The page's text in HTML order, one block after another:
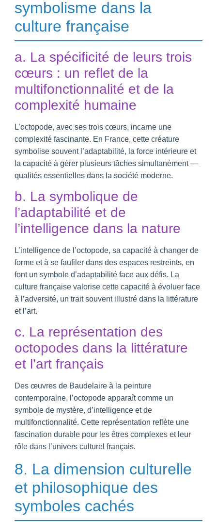
symbolisme dans la
culture française
a. La spécificité de leurs trois
cœurs : un reflet de la
multifonctionnalité et de la
complexité humaine
L’octopode, avec ses trois cœurs, incarne une
complexité fascinante. En France, cette créature
symbolise souvent l’adaptabilité, la force intérieure et
la capacité à gérer plusieurs tâches simultanément —
qualités essentielles dans la société moderne.
b. La symbolique de
l’adaptabilité et de
l’intelligence dans la nature
L’intelligence de l’octopode, sa capacité à changer de
forme et à se faufiler dans des espaces restreints, en
font un symbole d’adaptabilité face aux défis. La
culture française valorise cette capacité à évoluer face
à l’adversité, un trait souvent illustré dans la littérature
et l’art.
c. La représentation des
octopodes dans la littérature
et l’art français
Des œuvres de Baudelaire à la peinture
contemporaine, l’octopode apparaît comme un
symbole de mystère, d’intelligence et de
multifonctionnalité. Cette représentation reflète une
fascination durable pour les êtres complexes et leur
rôle dans l’univers culturel français.
8. La dimension culturelle
et philosophique des
symboles cachés